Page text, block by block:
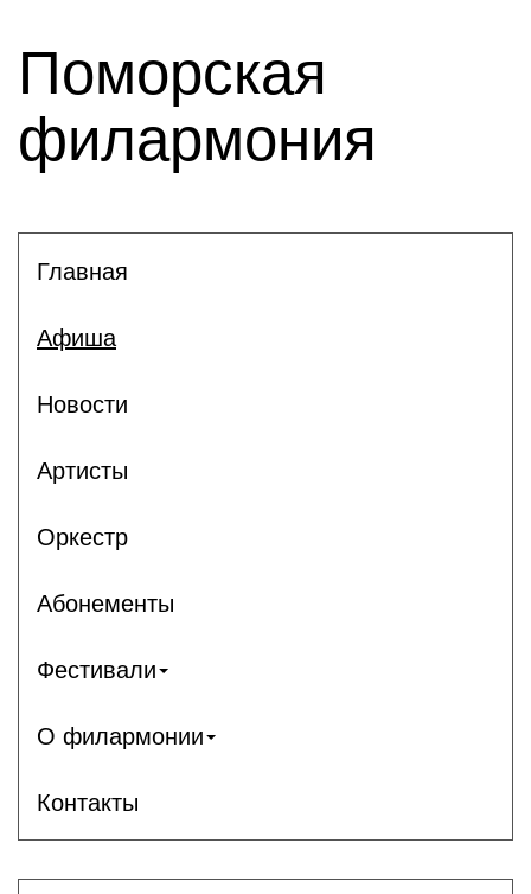
Поморская
филармония
Главная
Афиша
Новости
Артисты
Оркестр
Абонементы
Фестивали
О филармонии
Контакты